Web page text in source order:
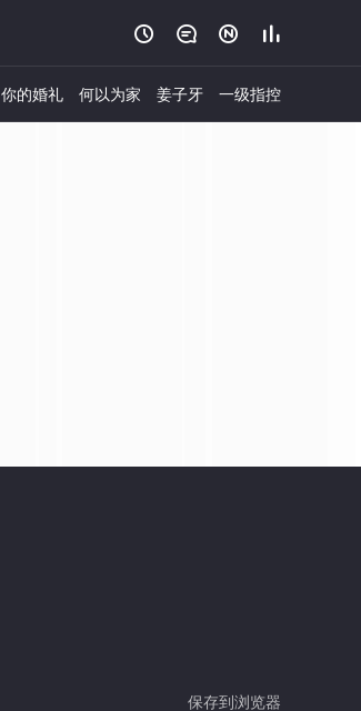
   
你的婚礼 何以为家 姜子牙 一级指控
保存到浏览器